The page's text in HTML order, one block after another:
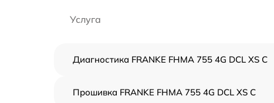
Услуга
Диагностика FRANKE FHMA 755 4G DCL XS C
Прошивка FRANKE FHMA 755 4G DCL XS C